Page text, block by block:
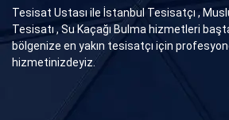
Tesisat Ustası ile İstanbul Tesisatçı ,
Tesisatı , Su Kaçağı Bulma hizmetleri
bölgenize en yakın tesisatçı için
hizmetinizdeyiz.